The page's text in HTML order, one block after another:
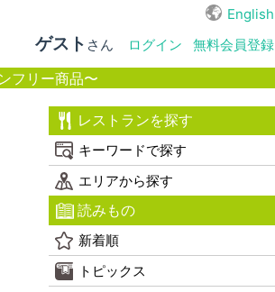
English
ゲスト さん ログイン
無料会員登録
フリー商品〜
レストランを探す
キーワードで探す
エリアから探す
読みもの
新着順
トピックス